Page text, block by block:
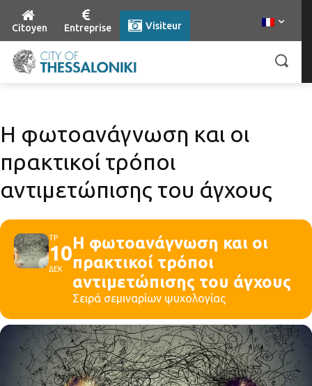
Citoyen Entreprise Visiteur
Η φωτοανάγνωση και οι
πρακτικοί τρόποι
αντιμετώπισης του άγχους
ΤΡ
10
ΔΕΚ
Η φωτοανάγνωση και οι
πρακτικοί τρόποι
αντιμετώπισης του άγχους
Σειρά σεμιναρίων ψυχολογίας